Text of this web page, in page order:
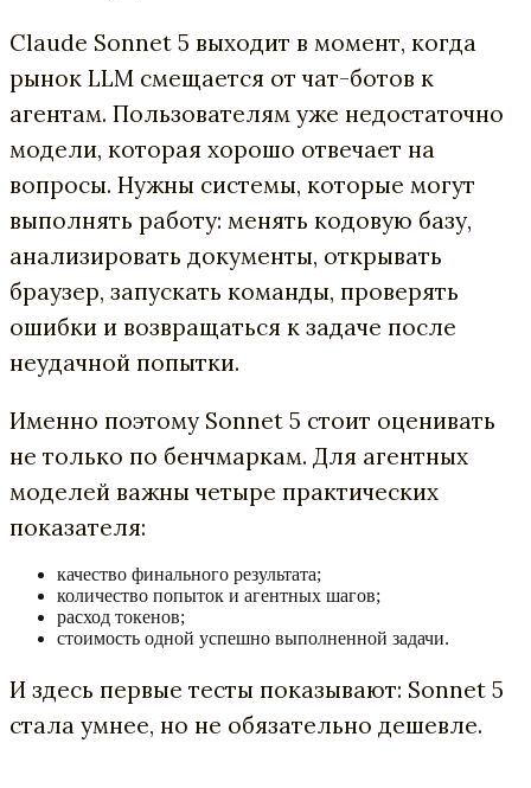
Claude Sonnet 5 выходит в момент, когда
рынок LLM смещается от чат-ботов к
агентам. Пользователям уже недостаточно
модели, которая хорошо отвечает на
вопросы. Нужны системы, которые могут
выполнять работу: менять кодовую базу,
анализировать документы, открывать
браузер, запускать команды, проверять
ошибки и возвращаться к задаче после
неудачной попытки.
Именно поэтому Sonnet 5 стоит оценивать
не только по бенчмаркам. Для агентных
моделей важны четыре практических
показателя:
качество финального результата;
количество попыток и агентных шагов;
расход токенов;
стоимость одной успешно выполненной задачи.
И здесь первые тесты показывают: Sonnet 5
стала умнее, но не обязательно дешевле.